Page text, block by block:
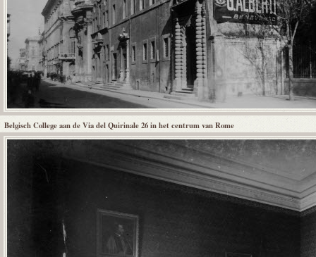
Belgisch College aan de Via del Quirinale 26 in het centrum van Rome